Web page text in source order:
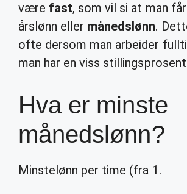
være fast, som vil si at man
årslønn eller månedslønn.
ofte dersom man arbeider
man har en viss
Hva er minste
månedslønn?
Minstelønn per time (fra 1.